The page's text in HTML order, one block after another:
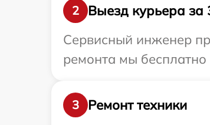
2
Выезд курьера за
Сервисный инженер
ремонта мы бесплатно
3
Ремонт техники